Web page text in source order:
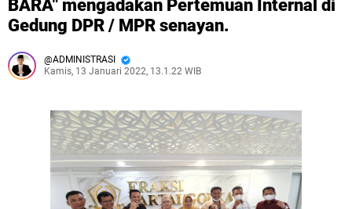
BARA" mengadakan Pertemuan Internal di
Gedung DPR / MPR senayan.
ADMINISTRASI
Kamis, 13 Januari 2022, 13.1.22 WIB